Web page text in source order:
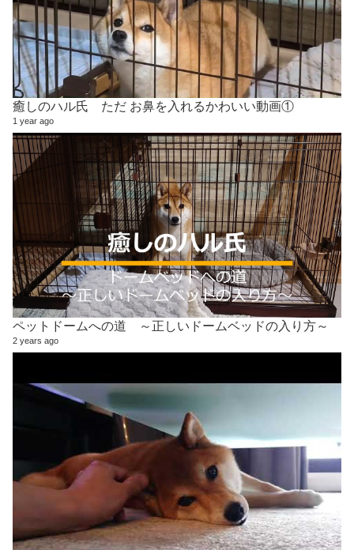
癒しのハル氏 ただ お鼻を入れるかわいい動画①
1 year ago
ペットドームへの道 ～正しいドームベッドの入り方～
2 years ago